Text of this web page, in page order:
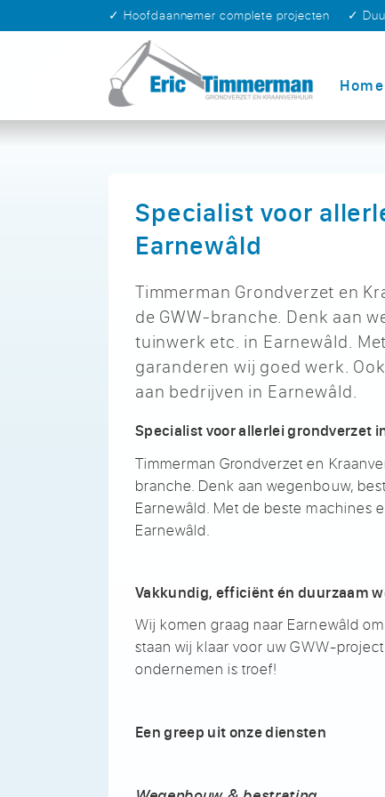
✓ Hoofdaannemer complete projecten ✓
Home
Specialist voor
Earnewâld
Timmerman Grondverzet en
de GWW-branche. Denk aan
tuinwerk etc. in Earnewâld.
garanderen wij goed werk.
aan bedrijven in Earnewâld.
Specialist voor allerlei grondverzet
Timmerman Grondverzet en
branche. Denk aan wegenbouw,
Earnewâld. Met de beste machines
Earnewâld.
Vakkundig, efficiënt én duurzaam
Wij komen graag naar Earnewâld
staan wij klaar voor uw GWW-
ondernemen is troef!
Een greep uit onze diensten